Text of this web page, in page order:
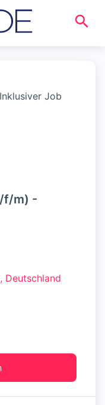
Job
f/m) -
Deutschland